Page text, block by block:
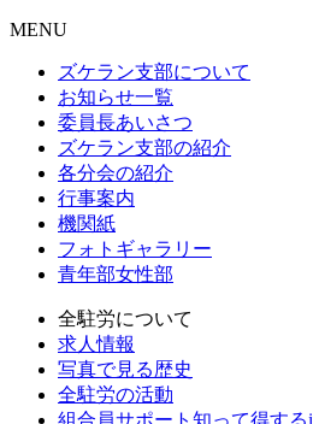
MENU
ズケラン支部について
お知らせ一覧
委員長あいさつ
ズケラン支部の紹介
各分会の紹介
行事案内
機関紙
フォトギャラリー
青年部女性部
全駐労について
求人情報
写真で見る歴史
全駐労の活動
組合員サポート知って得する